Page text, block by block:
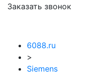
Заказать звонок
6088.ru
>
Siemens